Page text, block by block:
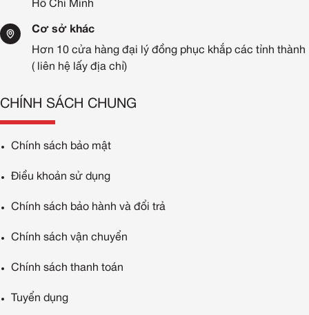
Hồ Chí Minh
Cơ sở khác
Hơn 10 cửa hàng đại lý đồng phục khắp các tỉnh thành
( liên hệ lấy địa chỉ)
CHÍNH SÁCH CHUNG
Chính sách bảo mật
Điều khoản sử dụng
Chính sách bảo hành và đổi trả
Chính sách vận chuyển
Chính sách thanh toán
Tuyển dụng